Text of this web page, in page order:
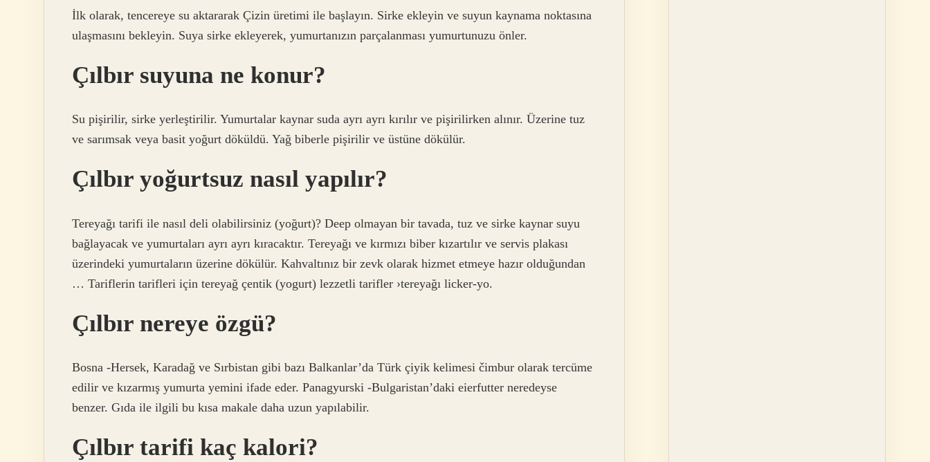
İlk olarak, tencereye su aktararak Çizin üretimi ile başlayın. Sirke ekleyin ve suyun kaynama noktasına
ulaşmasını bekleyin. Suya sirke ekleyerek, yumurtanızın parçalanması yumurtunuzu önler.
Çılbır suyuna ne konur?
Su pişirilir, sirke yerleştirilir. Yumurtalar kaynar suda ayrı ayrı kırılır ve pişirilirken alınır. Üzerine tuz
ve sarımsak veya basit yoğurt döküldü. Yağ biberle pişirilir ve üstüne dökülür.
Çılbır yoğurtsuz nasıl yapılır?
Tereyağı tarifi ile nasıl deli olabilirsiniz (yoğurt)? Deep olmayan bir tavada, tuz ve sirke kaynar suyu
bağlayacak ve yumurtaları ayrı ayrı kıracaktır. Tereyağı ve kırmızı biber kızartılır ve servis plakası
üzerindeki yumurtaların üzerine dökülür. Kahvaltınız bir zevk olarak hizmet etmeye hazır olduğundan
… Tariflerin tarifleri için tereyağ çentik (yogurt) lezzetli tarifler ›tereyağı licker-yo.
Çılbır nereye özgü?
Bosna -Hersek, Karadağ ve Sırbistan gibi bazı Balkanlar’da Türk çiyik kelimesi čimbur olarak tercüme
edilir ve kızarmış yumurta yemini ifade eder. Panagyurski -Bulgaristan’daki eierfutter neredeyse
benzer. Gıda ile ilgili bu kısa makale daha uzun yapılabilir.
Çılbır tarifi kaç kalori?